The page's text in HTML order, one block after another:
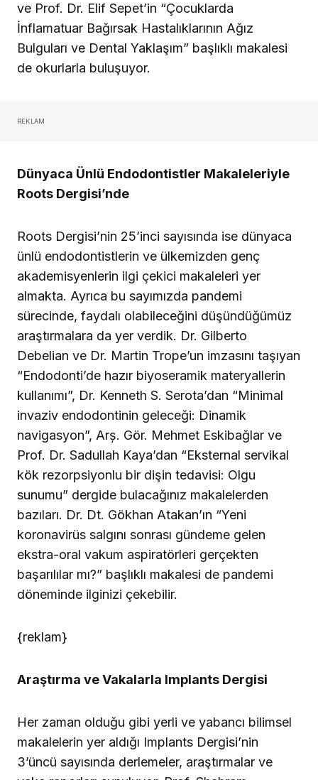
ve Prof. Dr. Elif Sepet’in “Çocuklarda
İnflamatuar Bağırsak Hastalıklarının Ağız
Bulguları ve Dental Yaklaşım” başlıklı makalesi
de okurlarla buluşuyor.
REKLAM
Dünyaca Ünlü Endodontistler Makaleleriyle
Roots Dergisi’nde
Roots Dergisi’nin 25’inci sayısında ise dünyaca
ünlü endodontistlerin ve ülkemizden genç
akademisyenlerin ilgi çekici makaleleri yer
almakta. Ayrıca bu sayımızda pandemi
sürecinde, faydalı olabileceğini düşündüğümüz
araştırmalara da yer verdik. Dr. Gilberto
Debelian ve Dr. Martin Trope’un imzasını taşıyan
“Endodonti’de hazır biyoseramik materyallerin
kullanımı”, Dr. Kenneth S. Serota’dan “Minimal
invaziv endodontinin geleceği: Dinamik
navigasyon”, Arș. Gör. Mehmet Eskibağlar ve
Prof. Dr. Sadullah Kaya’dan “Eksternal servikal
kök rezorpsiyonlu bir dişin tedavisi: Olgu
sunumu” dergide bulacağınız makalelerden
bazıları. Dr. Dt. Gökhan Atakan’ın “Yeni
koronavirüs salgını sonrası gündeme gelen
ekstra-oral vakum aspiratörleri gerçekten
başarılılar mı?” başlıklı makalesi de pandemi
döneminde ilginizi çekebilir.
{reklam}
Araştırma ve Vakalarla Implants Dergisi
Her zaman olduğu gibi yerli ve yabancı bilimsel
makalelerin yer aldığı Implants Dergisi’nin
3’üncü sayısında derlemeler, araştırmalar ve